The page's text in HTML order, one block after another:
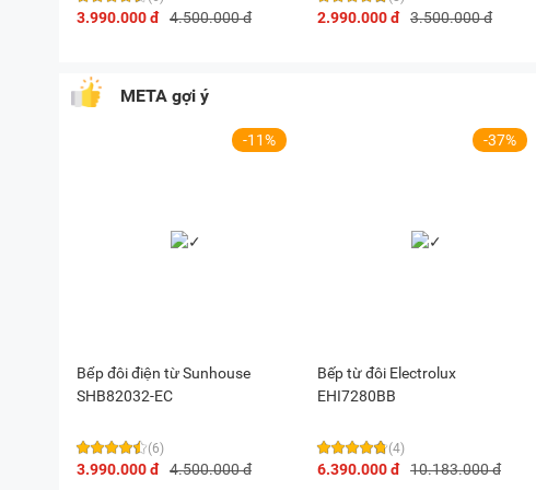
3.990.000 đ 4.500.000 đ 2.990.000 đ 3.500.000 đ
META gợi ý
-11%
Bếp đôi điện từ Sunhouse
SHB82032-EC
(6)
3.990.000 đ 4.500.000 đ
-37%
Bếp từ đôi Electrolux
EHI7280BB
(4)
6.390.000 đ 10.183.000 đ